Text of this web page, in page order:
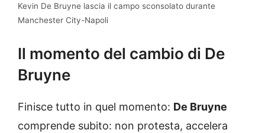
Kevin De Bruyne lascia il campo sconsolato durante
Manchester City-Napoli
Il momento del cambio di De
Bruyne
Finisce tutto in quel momento: De Bruyne
comprende subito: non protesta, accelera